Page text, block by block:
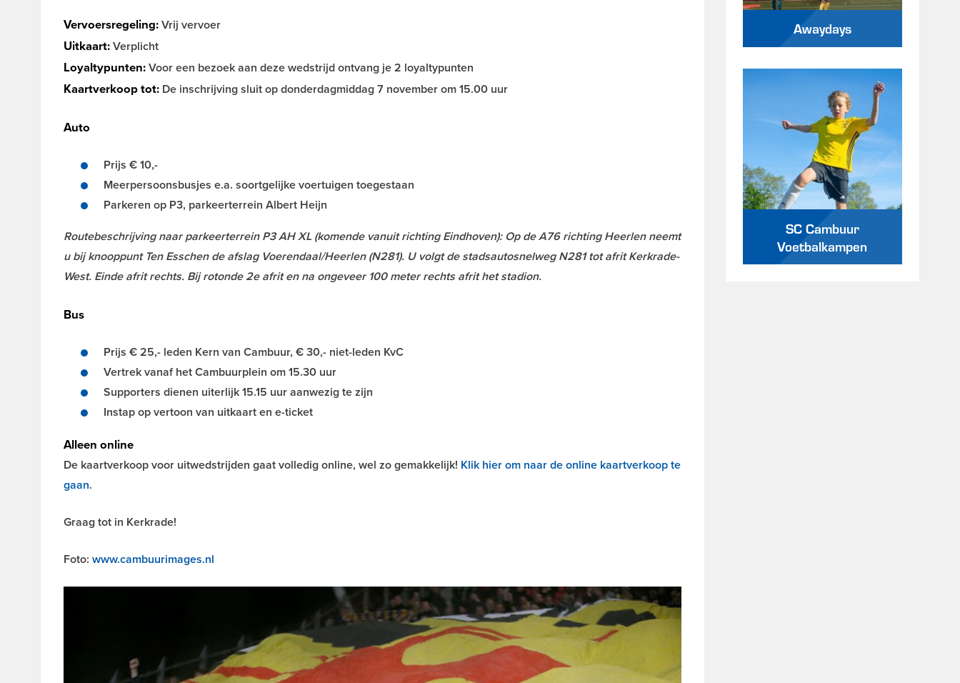
Vervoersregeling:Vrij vervoer
Uitkaart:Verplicht
Loyaltypunten:Voor een bezoek aan deze wedstrijd ontvang je 2 loyaltypunten
Kaartverkoop tot: De inschrijving sluit op donderdagmiddag 7 november om 15.00 uur
Auto
Prijs € 10,-
Meerpersoonsbusjes e.a. soortgelijke voertuigen toegestaan
Parkeren op P3, parkeerterrein Albert Heijn
Routebeschrijving naar parkeerterrein P3 AH XL (komende vanuit richting Eindhoven): Op de A76 richting Heerlen neemt
u bij knooppunt Ten Esschen de afslag Voerendaal/Heerlen (N281). U volgt de stadsautosnelweg N281 tot afrit Kerkrade-
West. Einde afrit rechts. Bij rotonde 2e afrit en na ongeveer 100 meter rechts afrit het stadion.
Bus
Prijs € 25,- leden Kern van Cambuur, € 30,- niet-leden KvC
Vertrek vanaf het Cambuurplein om 15.30 uur
Supporters dienen uiterlijk 15.15 uur aanwezig te zijn
Instap op vertoon van uitkaart en e-ticket
Alleen online
De kaartverkoop voor uitwedstrijden gaat volledig online, wel zo gemakkelijk! Klik hier om naar de online kaartverkoop te
gaan.
Graag tot in Kerkrade!
Foto: www.cambuurimages.nl
Awaydays
SC Cambuur
Voetbalkampen